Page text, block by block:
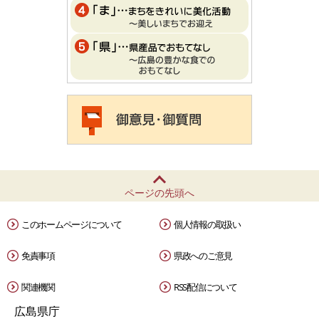
ページの先頭へ
このホームページについて 個人情報の取扱い
免責事項 県政へのご意見
関連機関 RSS配信について
広島県庁